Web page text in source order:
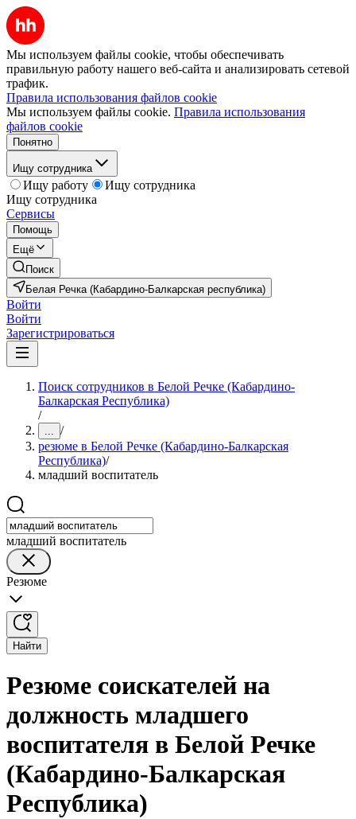
Мы используем файлы cookie, чтобы обеспечивать
правильную работу нашего веб-сайта и анализировать сетевой
трафик.
Правила использования файлов cookie
Мы используем файлы cookie. Правила использования
файлов cookie
Понятно
Ищу сотрудника
Ищу работу
Ищу сотрудника
Ищу сотрудника
Сервисы
Помощь
Ещё
Поиск
Белая Речка (Кабардино-Балкарская республика)
Войти
Войти
Зарегистрироваться
Поиск сотрудников в Белой Речке (Кабардино-
Балкарская Республика)
/
... /
резюме в Белой Речке (Кабардино-Балкарская
Республика)/
младший воспитатель
младший воспитатель
Резюме
Найти
Резюме соискателей на
должность младшего
воспитателя в Белой Речке
(Кабардино-Балкарская
Республика)